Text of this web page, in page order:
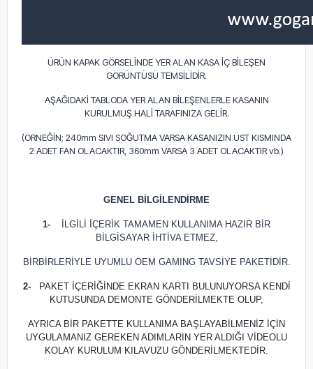
ÜRÜN KAPAK GÖRSELİNDE YER ALAN KASA İÇ BİLEŞEN
GÖRÜNTÜSÜ TEMSİLİDİR.
AŞAĞIDAKİ TABLODA YER ALAN BİLEŞENLERLE KASANIN
KURULMUŞ HALİ TARAFINIZA GELİR.
(ÖRNEĞİN; 240mm SIVI SOĞUTMA VARSA KASANIZIN ÜST KISMINDA
2 ADET FAN OLACAKTIR, 360mm VARSA 3 ADET OLACAKTIR vb.)
GENEL BİLGİLENDİRME
1-
İLGİLİ İÇERİK TAMAMEN KULLANIMA HAZIR BİR
BİLGİSAYAR İHTİVA ETMEZ,
BİRBİRLERİYLE UYUMLU OEM GAMING TAVSİYE PAKETİDİR.
2-
PAKET İÇERİĞİNDE EKRAN KARTI BULUNUYORSA KENDİ
KUTUSUNDA DEMONTE GÖNDERİLMEKTE OLUP,
AYRICA BİR PAKETTE KULLANIMA BAŞLAYABİLMENİZ İÇİN
UYGULAMANIZ GEREKEN ADIMLARIN YER ALDIĞI VİDEOLU
KOLAY KURULUM KILAVUZU GÖNDERİLMEKTEDİR.